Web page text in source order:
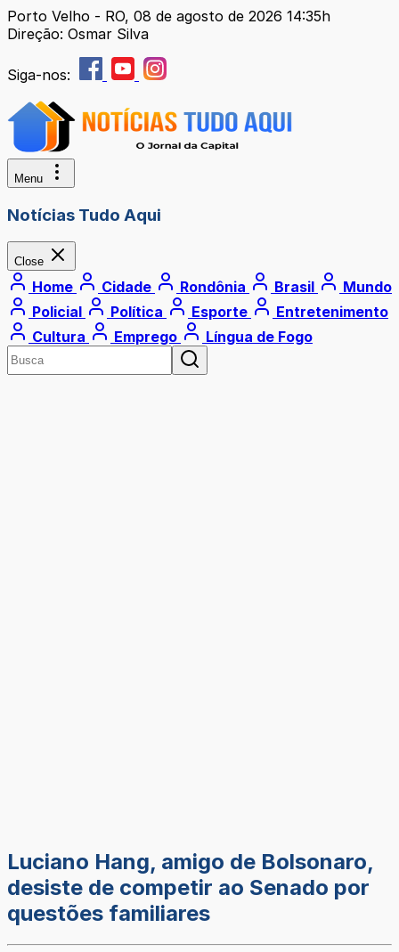
Porto Velho - RO, 08 de agosto de 2026 14:35h
Direção: Osmar Silva
Siga-nos:
Menu
Notícias Tudo Aqui
Close
Home Cidade Rondônia Brasil
Mundo
Policial
Política Esporte
Entretenimento
Cultura
Emprego Língua de Fogo
Luciano Hang, amigo de Bolsonaro,
desiste de competir ao Senado por
questões familiares